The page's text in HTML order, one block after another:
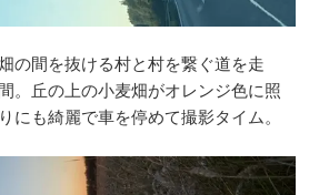
の間を抜ける村と村を繋ぐ道を走
。丘の上の小麦畑がオレンジ色に照
にも綺麗で車を停めて撮影タイム。